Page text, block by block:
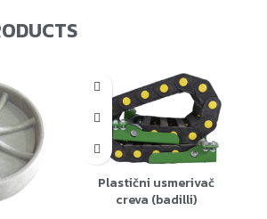
Plastični usmerivač
creva (badilli)